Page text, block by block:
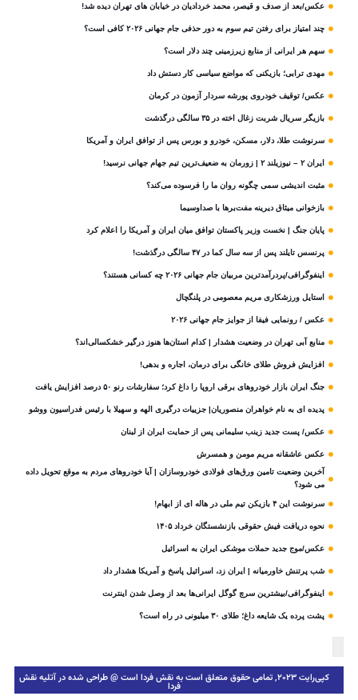
عکس/بعد از صدف و قیصر، محمد خردادیان در خیابان های تهران دیده شد!
چند امتیاز برای رفتن تیم سوم به دور حذفی جام جهانی ۲۰۲۶ کافی است؟
سهم هر ایرانی از منابع زیرزمینی چند دلار است؟
مهدی ترابی؛ بازیکنی که مواضع سیاسی‌ کار دستش داد
عکس/ توقیف خودروی پورشه سردار آزمون در کرمان
بازیگر سریال شربت زغال‌ اخته در ۳۵ سالگی درگذشت
سرنوشت طلا، دلار، مسکن، خودرو و بورس پس از توافق ایران و آمریکا
ایران ۲ – نیوزیلند ۲ | زورمان به ضعیف‌ترین تیم جهام جهانی نرسید!
مثبت‌ اندیشی سمی چگونه روان ما را فرسوده می‌کند؟
بازخوانی میثاق دیرینه مفت‌برها با صداوسیما
پایان جنگ | نخست وزیر پاکستان توافق میان ایران و آمریکا را اعلام کرد
پرنسس تایلند پس از سه سال کما در ۴۷ سالگی درگذشت!
اینفوگرافی/پردرآمدترین مربیان جام جهانی ۲۰۲۶ چه کسانی هستند؟
استایل ورزشکاری مریم معصومی در پلنگچال
عکس / رونمایی فیفا از جوایز جام جهانی ۲۰۲۶
منابع آبی تهران در وضعیت هشدار | کدام استان‌ها هنوز درگیر خشکسالی‌اند؟
افزایش فروش طلای خانگی برای درمان، اجاره و بدهی!
جنگ ایران بازار خودروهای برقی اروپا را داغ کرد؛ سفارشات رنو ۵۰ درصد افزایش یافت
پدیده ای به نام خواهران منصوریان| جزییات درگیری الهه و سهیلا با رئیس فدراسیون ووشو
عکس/ پست جدید زینب سلیمانی پس از حمایت ایران از لبنان
عکس عاشقانه مریم مومن و همسرش
آخرین وضعیت تامین ورق‌های فولادی خودروسازان | آیا خودروهای مردم به موقع تحویل داده
می شود؟
سرنوشت این ۴ بازیکن تیم ملی در هاله ای از ابهام!
نحوه دریافت فیش حقوقی بازنشستگان خرداد ۱۴۰۵
عکس/موج جدید حملات موشکی ایران به اسرائیل
شب پرتنش خاورمیانه | ایران زد، اسرائیل پاسخ و آمریکا هشدار داد
اینفوگرافی/بیشترین سرچ گوگل ایرانی‌ها بعد از وصل شدن اینترنت
پشت پرده یک شایعه داغ؛ طلای ۳۰ میلیونی در راه است؟
کپی‌رایت ۲۰۲۳, تمامی حقوق متعلق است به نقش فردا است @ طراحی شده در آتلیه نقش
فردا